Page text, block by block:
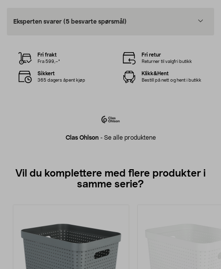
Eksperten svarer (5 besvarte spørsmål)
Clas Ohlson- Se alle produktene
Fri frakt
Fra 599,–*
Fri retur
Returner til valgfri butikk
Sikkert
365 dagers åpent kjøp
Klikk&Hent
Bestill på nett og hent i butikk
Vil du komplettere med flere produkter i
samme serie?